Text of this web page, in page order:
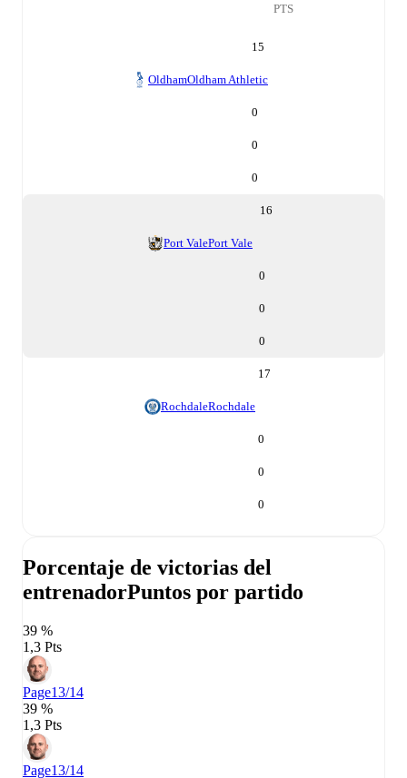
PTS
15
OldhamOldham Athletic
0
0
0
16
Port ValePort Vale
0
0
0
17
RochdaleRochdale
0
0
0
Porcentaje de victorias del
entrenadorPuntos por partido
39 %
1,3 Pts
Page13/14
39 %
1,3 Pts
Page13/14